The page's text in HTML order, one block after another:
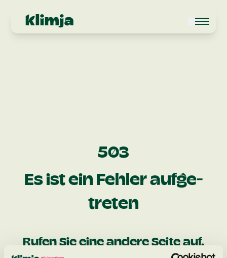
503
Es ist ein Fehler aufge­
treten
Rufen Sie eine andere Seite auf.